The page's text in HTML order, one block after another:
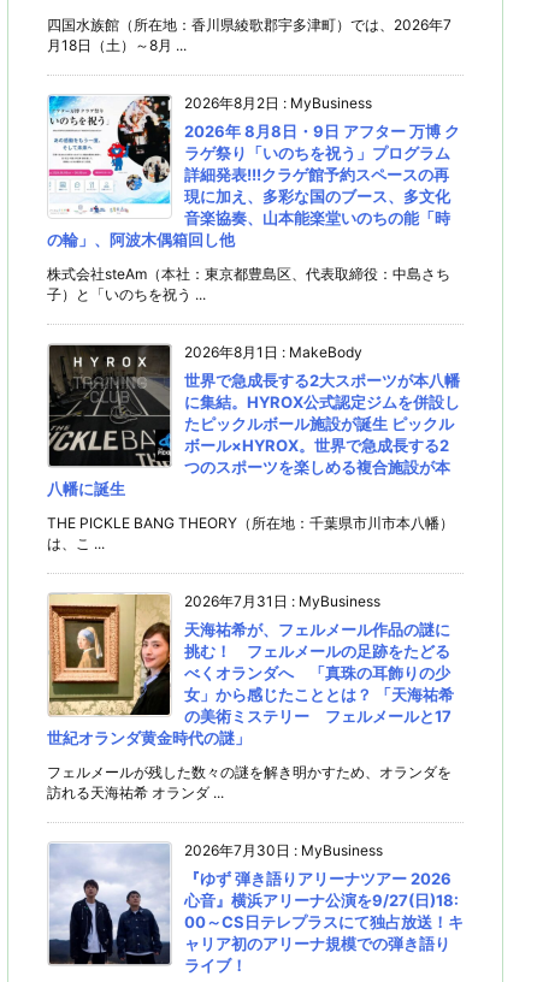
四国水族館（所在地：香川県綾歌郡宇多津町）では、2026年7
月18日（土）～8月 ...
2026年8月2日 : MyBusiness
2026年 8月8日・9日 アフター 万博 ク
ラゲ祭り「いのちを祝う」プログラム
詳細発表!!!クラゲ館予約スペースの再
現に加え、多彩な国のブース、多文化
音楽協奏、山本能楽堂いのちの能「時
の輪」、阿波木偶箱回し他
株式会社steAm（本社：東京都豊島区、代表取締役：中島さち
子）と「いのちを祝う ...
2026年8月1日 : MakeBody
世界で急成長する2大スポーツが本八幡
に集結。HYROX公式認定ジムを併設し
たピックルボール施設が誕生 ピックル
ボール×HYROX。世界で急成長する2
つのスポーツを楽しめる複合施設が本
八幡に誕生
THE PICKLE BANG THEORY（所在地：千葉県市川市本八幡）
は、こ ...
2026年7月31日 : MyBusiness
天海祐希が、フェルメール作品の謎に
挑む！ フェルメールの足跡をたどる
べくオランダへ 「真珠の耳飾りの少
女」から感じたこととは？ 「天海祐希
の美術ミステリー フェルメールと17
世紀オランダ黄金時代の謎」
フェルメールが残した数々の謎を解き明かすため、オランダを
訪れる天海祐希 オランダ ...
2026年7月30日 : MyBusiness
『ゆず 弾き語りアリーナツアー 2026
心音』横浜アリーナ公演を9/27(日)18:
00～CS日テレプラスにて独占放送！キ
ャリア初のアリーナ規模での弾き語り
ライブ！